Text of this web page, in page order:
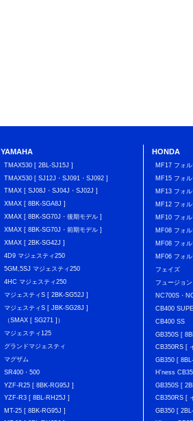
YAMAHA
TMAX530 [ 2BL-SJ15J ]
TMAX530 [ SJ12J・SJ091・SJ092 ]
TMAX [ SJ08J・SJ04J・SJ02J ]
XMAX [ 8BK-SGA8J ]
XMAX [ 8BK-SG70J・後期モデル ]
XMAX [ 8BK-SG70J・前期モデル ]
XMAX [ 2BK-SG42J ]
4D9 マジェスティ250
5GM,5SJ マジェスティ250
4HC マジェスティ250
マジェスティS [ 2BK-SG52J ]
マジェスティS [ JBK-SG28J ]
（SMAX [ SG271 ]）
マジェスティ125
グランドマジェスティ
マグザム
SR400・500
YZF-R25 [ 8BK-RG95J ]
YZF-R3 [ 8BL-RH25J ]
MT-25 [ 8BK-RG95J ]
HONDA
MF17 フォ
MF15 フォ
MF13 フォ
MF12 フォ
MF10 フォ
MF08 フォ
MF08 フォ
MF06 フォ
フェイズ
フュージョン
NC700S・
CB400
CB400 SS
GB350S [
CB350RS [
GB350 [
H'ness
GB350S [
CB350RS [
GB350 [